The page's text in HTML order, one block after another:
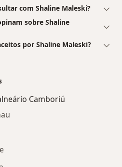
com Shaline Maleski?
sobre Shaline
por Shaline Maleski?
Camboriú